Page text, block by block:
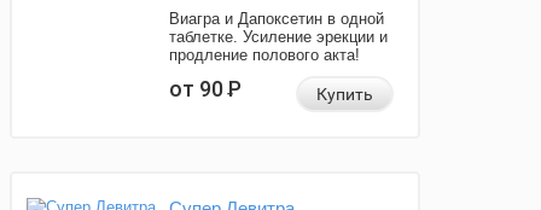
Виагра и Дапоксетин в одной
таблетке. Усиление эрекции и
продление полового акта!
от 90Р Купить